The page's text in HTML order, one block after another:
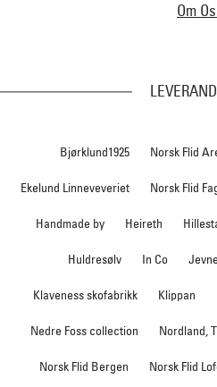
Om
Bjørklund1925 Norsk Flid
Ekelund Linneveveriet Norsk Flid
Handmade by Heireth
Huldresølv In Co Jevne
Klaveness skofabrikk Klippan
Nedre Foss collection Nordland,
Norsk Flid Bergen Norsk Flid